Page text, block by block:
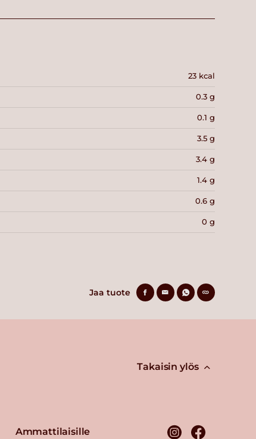
23 kcal
0.3 g
0.1 g
3.5 g
3.4 g
1.4 g
0.6 g
0 g
Jaa tuote
Takaisin ylös
Ammattilaisille